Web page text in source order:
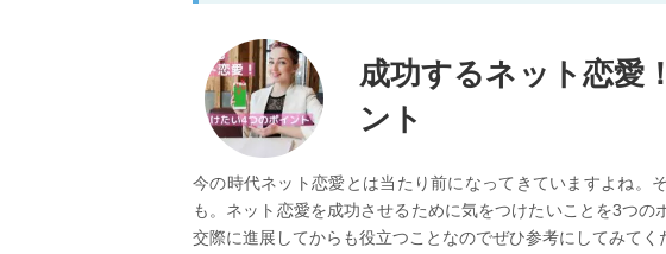
成功するネット恋愛
ント
今の時代ネット恋愛とは当たり前になってきていますよね。
も。ネット恋愛を成功させるために気をつけたいことを3つ
交際に進展してからも役立つことなのでぜひ参考にしてみて